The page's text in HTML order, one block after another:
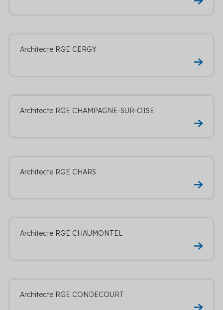
Architecte RGE CERGY
Architecte RGE CHAMPAGNE-SUR-OISE
Architecte RGE CHARS
Architecte RGE CHAUMONTEL
Architecte RGE CONDECOURT